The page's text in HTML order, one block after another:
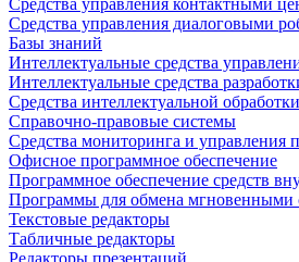
Средства управления контактными
Средства управления диалоговыми
Базы знаний
Интеллектуальные средства
Интеллектуальные средства
Средства интеллектуальной
Справочно-правовые системы
Средства мониторинга и управления
Офисное программное обеспечение
Программное обеспечение средств
Программы для обмена мгновенными
Текстовые редакторы
Табличные редакторы
Редакторы презентаций